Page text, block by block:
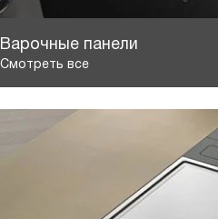
Варочные панели
Смотреть все